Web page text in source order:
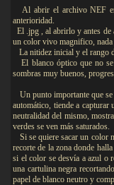
Al abrir el archivo NEF
anterioridad.
El .jpg , al abrirlo y antes de
un color vivo magnifico,
La nitidez inicial y el rango
El blanco óptico que no se
sombras muy buenos,
Un punto importante que se
automático, tiende a
neutralidad del mismo,
verdes se ven más saturados.
Si se quiere sacar un color
recorte de la zona donde
si el color se desvía a azul o
una cartulina negra
papel de blanco neutro y